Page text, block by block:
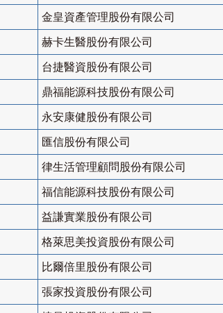
金皇資產管理股份有限公司
赫卡生醫股份有限公司
台捷醫資股份有限公司
鼎福能源科技股份有限公司
永安康健股份有限公司
匯信股份有限公司
律生活管理顧問股份有限公司
福信能源科技股份有限公司
益謙實業股份有限公司
格萊思美投資股份有限公司
比爾倍里股份有限公司
張家投資股份有限公司